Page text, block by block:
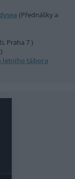
(Přednášky a
Praha 7 )
letního tábora